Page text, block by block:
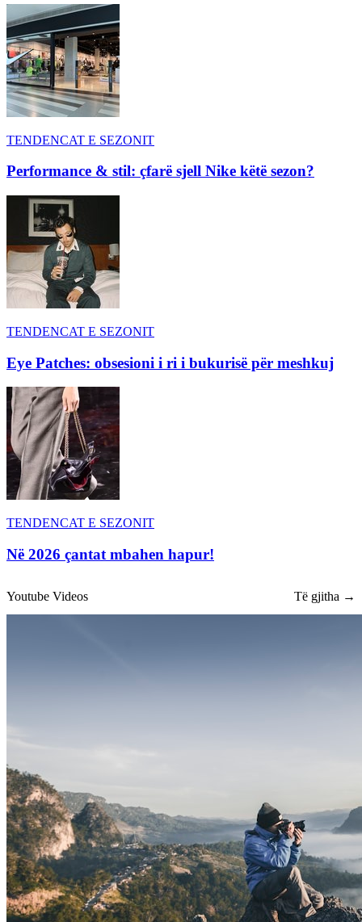
TENDENCAT E SEZONIT
Performance & stil: çfarë sjell Nike këtë sezon?
TENDENCAT E SEZONIT
Eye Patches: obsesioni i ri i bukurisë për meshkuj
TENDENCAT E SEZONIT
Në 2026 çantat mbahen hapur!
Youtube Videos Të gjitha →